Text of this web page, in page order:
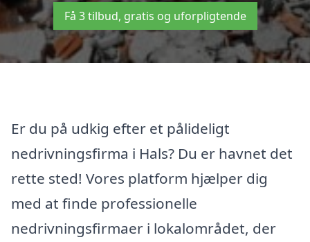
Få 3 tilbud, gratis og uforpligtende
Er du på udkig efter et pålideligt
nedrivningsfirma i Hals? Du er havnet det
rette sted! Vores platform hjælper dig
med at finde professionelle
nedrivningsfirmaer i lokalområdet, der